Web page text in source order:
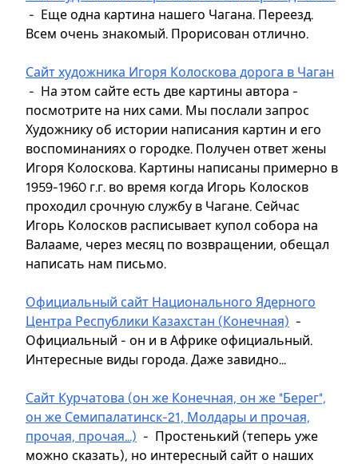
- Еще одна картина нашего Чагана. Переезд.
Всем очень знакомый. Прорисован отлично.
Сайт художника Игоря Колоскова дорога в Чаган
- На этом сайте есть две картины автора -
посмотрите на них сами. Мы послали запрос
Художнику об истории написания картин и его
воспоминаниях о городке. Получен ответ жены
Игоря Колоскова. Картины написаны примерно в
1959-1960 г.г. во время когда Игорь Колосков
проходил срочную службу в Чагане. Сейчас
Игорь Колосков расписывает купол собора на
Валааме, через месяц по возвращении, обещал
написать нам письмо.
Официальный сайт Национального Ядерного
Центра Республики Казахстан (Конечная) -
Официальный - он и в Африке официальный.
Интересные виды города. Даже завидно...
Сайт Курчатова (он же Конечная, он же "Берег",
он же Семипалатинск-21, Молдары и прочая,
прочая, прочая...) - Простенький (теперь уже
можно сказать), но интересный сайт о наших